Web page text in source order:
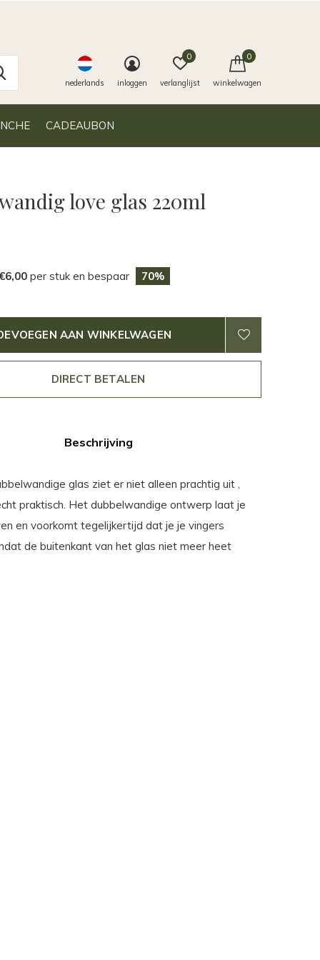
CADEAUBON
nederlands inloggen verlanglijst
0
winkelwagen
0
love glas 220ml
per stuk en bespaar 70%
AAN WINKELWAGEN
DIRECT BETALEN
Beschrijving
glas ziet er niet alleen prachtig uit ,
praktisch. Het dubbelwandige ontwerp laat je
en voorkomt tegelijkertijd dat je je vingers
de buitenkant van het glas niet meer heet